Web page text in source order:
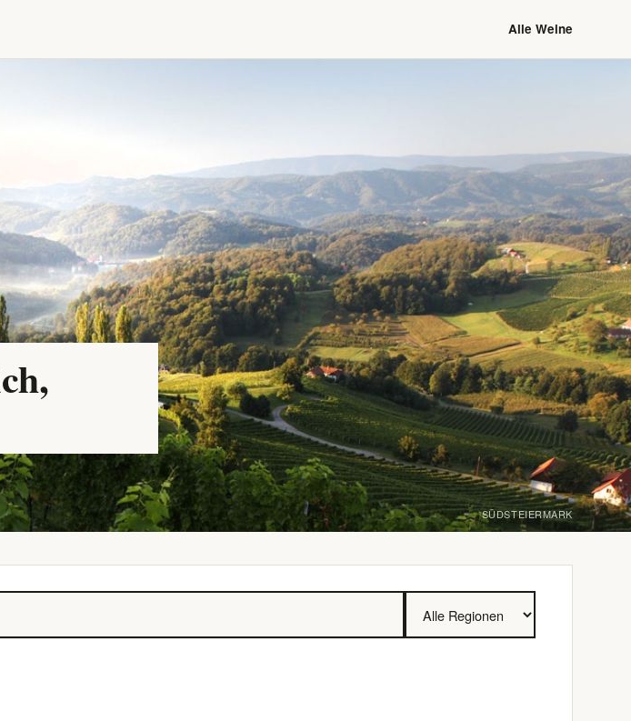
Alle Weine
SÜDSTEIERMARK